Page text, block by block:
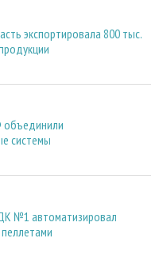
экспортировала 800 тыс.
системы
№1 автоматизировал